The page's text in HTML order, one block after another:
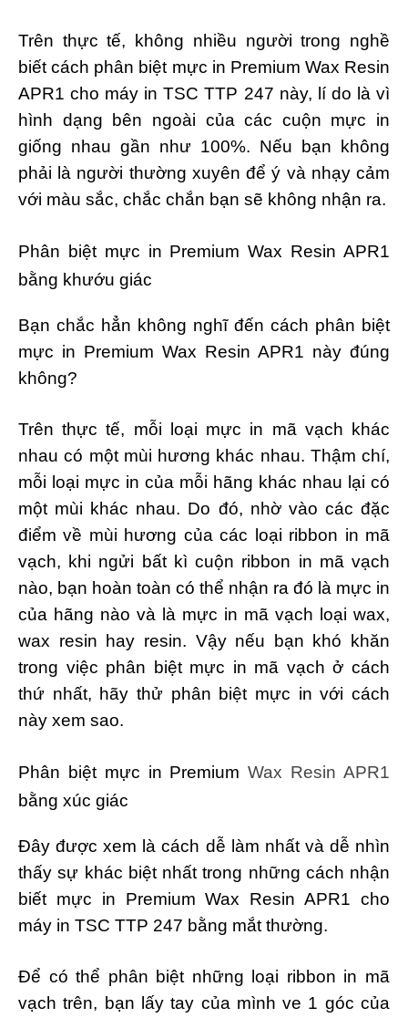
Trên thực tế, không nhiều người trong nghề
biết cách phân biệt mực in Premium Wax Resin
APR1 cho máy in TSC TTP 247 này, lí do là vì
hình dạng bên ngoài của các cuộn mực in
giống nhau gần như 100%. Nếu bạn không
phải là người thường xuyên để ý và nhạy cảm
với màu sắc, chắc chắn bạn sẽ không nhận ra.
Phân biệt mực in Premium Wax Resin APR1
bằng khướu giác
Bạn chắc hẳn không nghĩ đến cách phân biệt
mực in Premium Wax Resin APR1 này đúng
không?
Trên thực tế, mỗi loại mực in mã vạch khác
nhau có một mùi hương khác nhau. Thậm chí,
mỗi loại mực in của mỗi hãng khác nhau lại có
một mùi khác nhau. Do đó, nhờ vào các đặc
điểm về mùi hương của các loại ribbon in mã
vạch, khi ngửi bất kì cuộn ribbon in mã vạch
nào, bạn hoàn toàn có thể nhận ra đó là mực in
của hãng nào và là mực in mã vạch loại wax,
wax resin hay resin. Vậy nếu bạn khó khăn
trong việc phân biệt mực in mã vạch ở cách
thứ nhất, hãy thử phân biệt mực in với cách
này xem sao.
Phân biệt mực in PremiumWax Resin APR1
bằng xúc giác
Đây được xem là cách dễ làm nhất và dễ nhìn
thấy sự khác biệt nhất trong những cách nhận
biết mực in Premium Wax Resin APR1 cho
máy in TSC TTP 247 bằng mắt thường.
Để có thể phân biệt những loại ribbon in mã
vạch trên, bạn lấy tay của mình ve 1 góc của